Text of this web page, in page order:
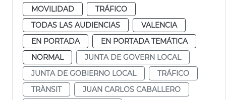
MOVILIDAD
TRÁFICO
TODAS LAS AUDIENCIAS
VALENCIA
EN PORTADA
EN PORTADA TEMÁTICA
NORMAL
JUNTA DE GOVERN LOCAL
JUNTA DE GOBIERNO LOCAL
TRÁFICO
TRÀNSIT
JUAN CARLOS CABALLERO